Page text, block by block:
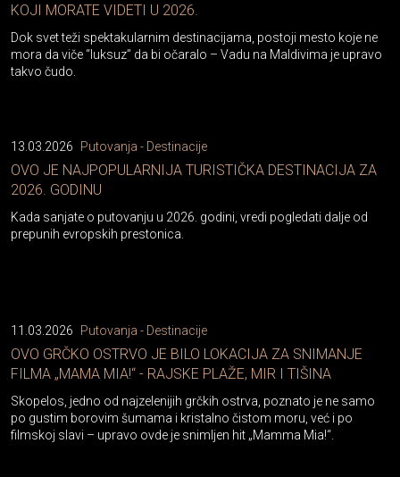
KOJI MORATE VIDETI U 2026.
Dok svet teži spektakularnim destinacijama, postoji mesto koje ne
mora da viče “luksuz” da bi očaralo – Vadu na Maldivima je upravo
takvo čudo.
13.03.2026 Putovanja - Destinacije
OVO JE NAJPOPULARNIJA TURISTIČKA DESTINACIJA ZA
2026. GODINU
Kada sanjate o putovanju u 2026. godini, vredi pogledati dalje od
prepunih evropskih prestonica.
11.03.2026 Putovanja - Destinacije
OVO GRČKO OSTRVO JE BILO LOKACIJA ZA SNIMANJE
FILMA „MAMA MIA!“ - RAJSKE PLAŽE, MIR I TIŠINA
Skopelos, jedno od najzelenijih grčkih ostrva, poznato je ne samo
po gustim borovim šumama i kristalno čistom moru, već i po
filmskoj slavi – upravo ovde je snimljen hit „Mamma Mia!“.